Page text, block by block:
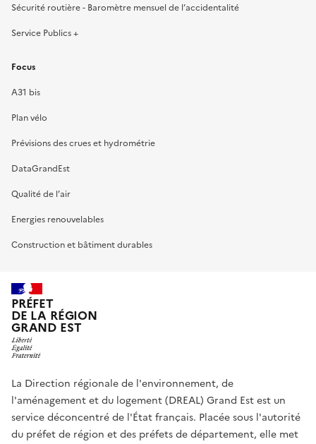
Sécurité routière - Baromètre mensuel de l’accidentalité
Service Publics +
Focus
A31 bis
Plan vélo
Prévisions des crues et hydrométrie
DataGrandEst
Qualité de l’air
Energies renouvelables
Construction et bâtiment durables
PRÉFET
DE LA RÉGION
GRAND EST
La Direction régionale de l'environnement, de
l'aménagement et du logement (DREAL) Grand Est est un
service déconcentré de l'État français. Placée sous l'autorité
du préfet de région et des préfets de département, elle met